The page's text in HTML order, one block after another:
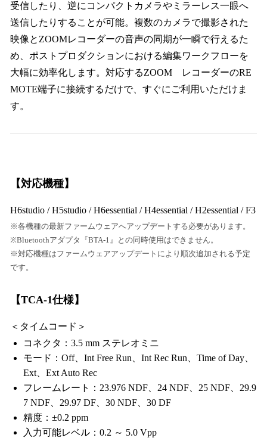
受信したり、逆にコンパクトカメラやミラーレス一眼へ
送信したりすることが可能。複数のカメラで撮影された
映像とZOOMレコーダーの音声の同期が一瞬で行えるた
め、ポストプロダクションにおける編集ワークフローを
大幅に効率化します。対応するZOOM レコーダーのRE
MOTE端子に接続するだけで、すぐにご利用いただけま
す。
【対応機種】
H6studio / H5studio / H6essential / H4essential / H2essential / F3
※各機種の最新ファームウェアへアップデートする必要があります。
※Bluetoothアダプタ『BTA-1』との同時使用はできません。
※対応機種はファームウェアアップデートにより順次追加される予定
です。
【TCA-1仕様】
＜タイムコード＞
コネクタ：3.5 mm ステレオミニ
モード：Off、Int Free Run、Int Rec Run、Time of Day、
Ext、Ext Auto Rec
フレームレート：23.976 NDF、24 NDF、25 NDF、29.9
7 NDF、29.97 DF、30 NDF、30 DF
精度：±0.2 ppm
入力可能レベル：0.2 ～ 5.0 Vpp